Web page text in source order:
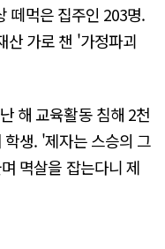
떼먹은 집주인 203명.
산 가로 챈 '가정파괴
해 교육활동 침해 2천
생. '제자는 스승의 그
멱살을 잡는다니 제